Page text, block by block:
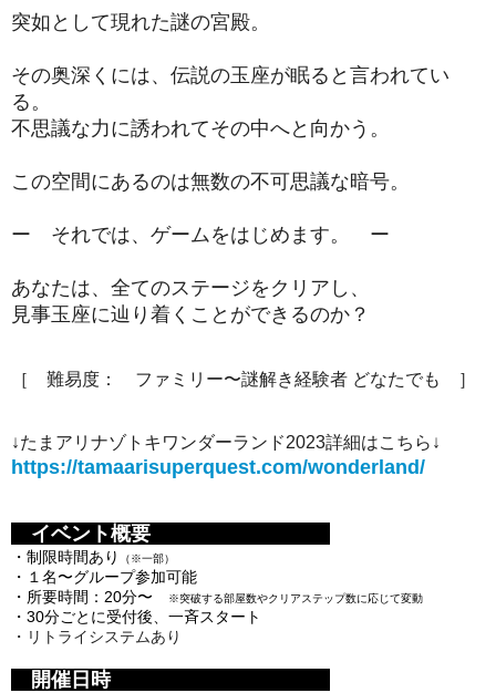
突如として現れた謎の宮殿。
その奥深くには、伝説の玉座が眠ると言われてい
る。
不思議な力に誘われてその中へと向かう。
この空間にあるのは無数の不可思議な暗号。
ー それでは、ゲームをはじめます。 ー
あなたは、全てのステージをクリアし、
見事玉座に辿り着くことができるのか？
［ 難易度： ファミリー〜謎解き経験者 どなたでも ］
↓たまアリナゾトキワンダーランド2023詳細はこちら↓
https://tamaarisuperquest.com/wonderland/
イベント概要
・制限時間あり （※一部）
・１名〜グループ参加可能
・所要時間：20分〜
※突破する部屋数やクリアステップ数に応じて変動
・30分ごとに受付後、一斉スタート
・リトライシステムあり
開催日時